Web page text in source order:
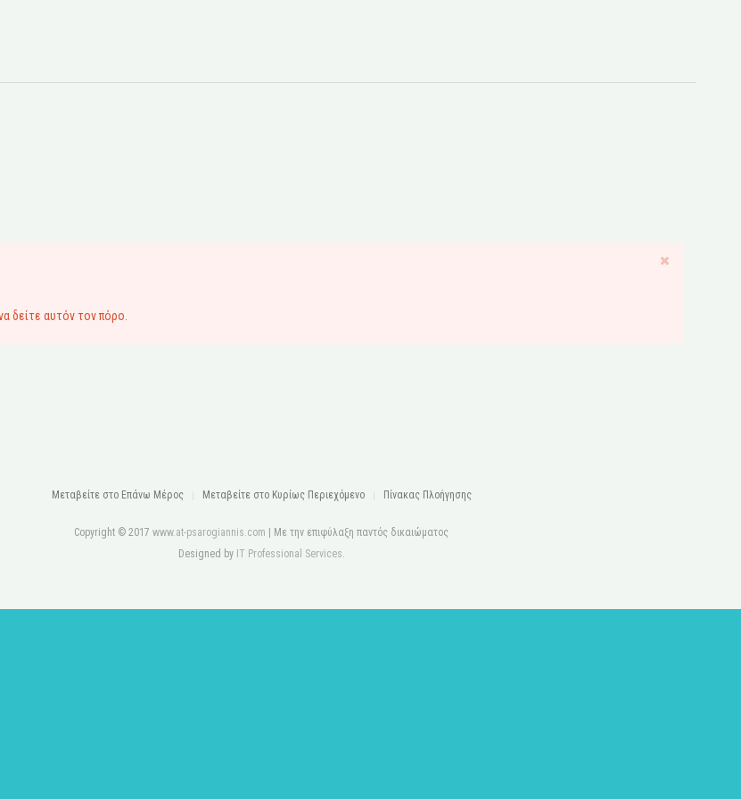
δείτε αυτόν τον πόρο.
Μεταβείτε στo Eπάνω Mέρος Μεταβείτε στο Κυρίως Περιεχόμενο Πίνακας Πλοήγησης
Copyright © 2017www.at-psarogiannis.com | Με την επιφύλαξη παντός δικαιώματος
Designed by IT Professional Services.